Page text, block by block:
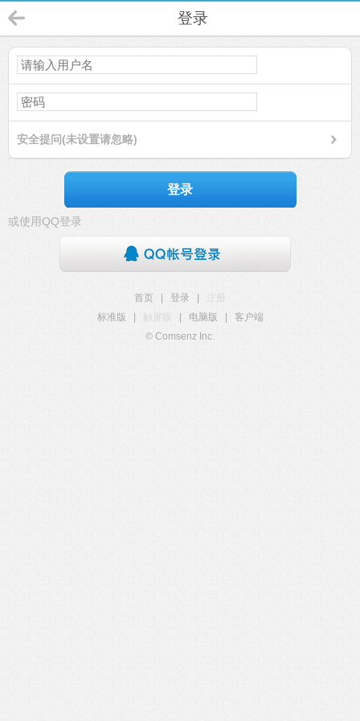
登录
安全提问(未设置请忽略)
登录
或使用QQ登录
首页 登录
注册
标准版
触屏版 电脑版
客户端
© Comsenz Inc.